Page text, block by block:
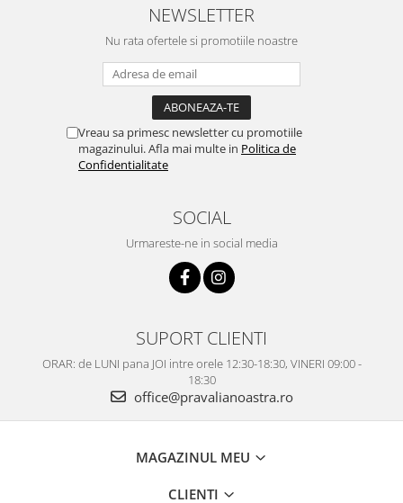
NEWSLETTER
Nu rata ofertele si promotiile noastre
Vreau sa primesc newsletter cu promotiile
magazinului. Afla mai multe in Politica de
Confidentialitate
SOCIAL
Urmareste-ne in social media
SUPORT CLIENTI
ORAR: de LUNI pana JOI intre orele 12:30-18:30, VINERI 09:00 -
18:30
office@pravalianoastra.ro
MAGAZINUL MEU
CLIENTI